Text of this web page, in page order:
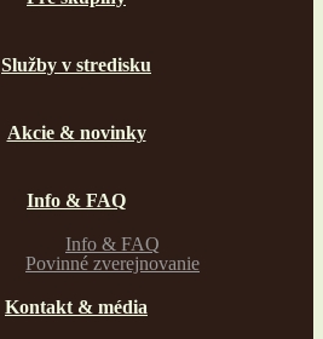
Služby v stredisku
Akcie & novinky
Info & FAQ
Info & FAQ
Povinné zverejnovanie
Kontakt & média